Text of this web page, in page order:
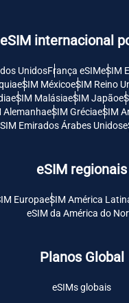
eSIM internacional
UnidosFrança eSIMeSIM
eSIM MéxicoeSIM Reino
eSIM MalásiaeSIM Japão
AlemanhaeSIM GréciaeSIM
Emirados Árabes Unidos
eSIM regionais
EuropaeSIM América
eSIM da América do
Planos Global
eSIMs globais